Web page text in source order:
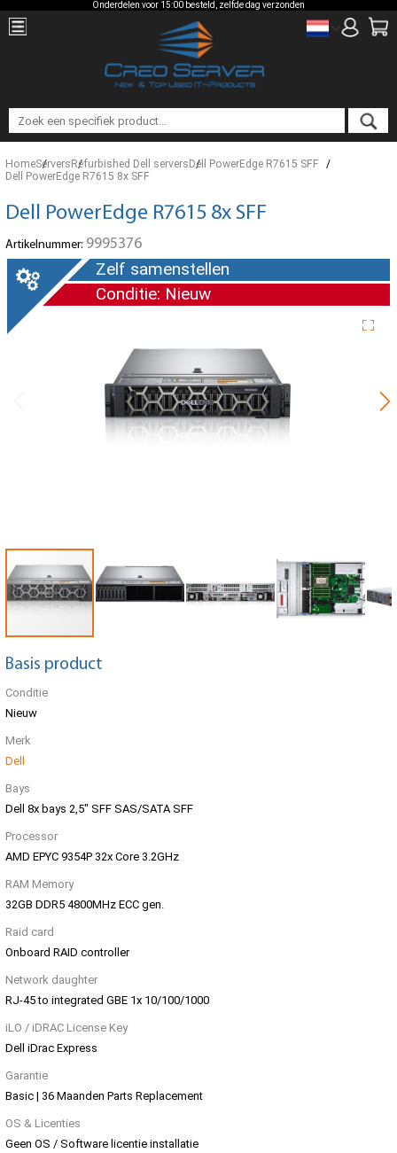
Onderdelen voor 15:00 besteld, zelfde dag verzonden
HomeServersRefurbished Dell serversDell PowerEdge R7615 SFF
Dell PowerEdge R7615 8x SFF
Dell PowerEdge R7615 8x SFF
Artikelnummer: 9995376
Zelf samenstellen
Conditie: Nieuw
Basis product
Conditie
Nieuw
Merk
Dell
Bays
Dell 8x bays 2,5" SFF SAS/SATA SFF
Processor
AMD EPYC 9354P 32x Core 3.2GHz
RAM Memory
32GB DDR5 4800MHz ECC gen.
Raid card
Onboard RAID controller
Network daughter
RJ-45 to integrated GBE 1x 10/100/1000
iLO / iDRAC License Key
Dell iDrac Express
Garantie
Basic | 36 Maanden Parts Replacement
OS & Licenties
Geen OS / Software licentie installatie